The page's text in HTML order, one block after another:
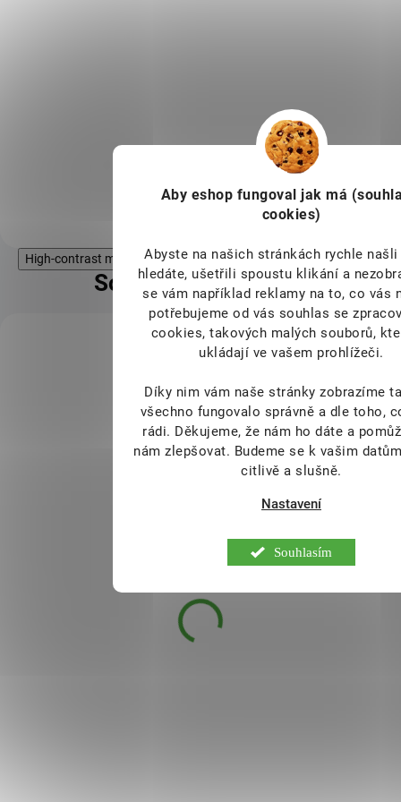
Aby eshop fungoval jak má
cookies)
Abyste na našich stránkách rychle
hledáte, ušetřili spoustu klikání a
se vám například reklamy na to, co vás
potřebujeme od vás souhlas se
cookies, takových malých souborů,
ukládají ve vašem prohlížeči.
Díky nim vám naše stránky zobrazíme
všechno fungovalo správně a dle toho,
rádi. Děkujeme, že nám ho dáte a
nám zlepšovat. Budeme se k vašim
citlivě a slušně.
Nastavení
Souhlasím
High-contrast mode
Související produkty
DOSTUPNÉ DO 3
DNŮ
KÓD:
SAD5919